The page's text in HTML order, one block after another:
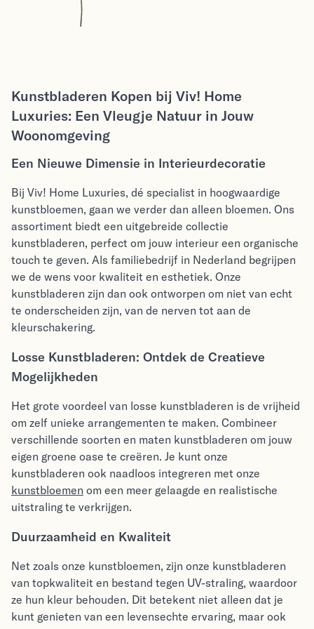
Kunstbladeren Kopen bij Viv! Home
Luxuries: Een Vleugje Natuur in Jouw
Woonomgeving
Een Nieuwe Dimensie in Interieurdecoratie
Bij Viv! Home Luxuries, dé specialist in hoogwaardige
kunstbloemen, gaan we verder dan alleen bloemen. Ons
assortiment biedt een uitgebreide collectie
kunstbladeren, perfect om jouw interieur een organische
touch te geven. Als familiebedrijf in Nederland begrijpen
we de wens voor kwaliteit en esthetiek. Onze
kunstbladeren zijn dan ook ontworpen om niet van echt
te onderscheiden zijn, van de nerven tot aan de
kleurschakering.
Losse Kunstbladeren: Ontdek de Creatieve
Mogelijkheden
Het grote voordeel van losse kunstbladeren is de vrijheid
om zelf unieke arrangementen te maken. Combineer
verschillende soorten en maten kunstbladeren om jouw
eigen groene oase te creëren. Je kunt onze
kunstbladeren ook naadloos integreren met onze
kunstbloemen om een meer gelaagde en realistische
uitstraling te verkrijgen.
Duurzaamheid en Kwaliteit
Net zoals onze kunstbloemen, zijn onze kunstbladeren
van topkwaliteit en bestand tegen UV-straling, waardoor
ze hun kleur behouden. Dit betekent niet alleen dat je
kunt genieten van een levensechte ervaring, maar ook